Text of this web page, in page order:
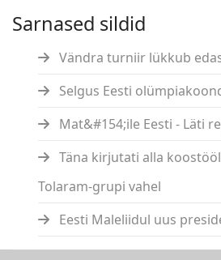
Sarnased sildid
Vändra turniir lükkub
Selgus Eesti
Mat&#154;ile Eesti - Läti
Täna kirjutati alla
Tolaram-grupi vahel
Eesti Maleliidul uus